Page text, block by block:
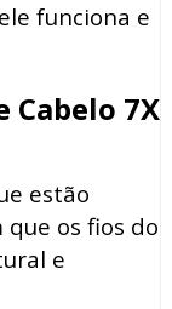
funciona e
Cabelo 7X
estão
os fios do
e